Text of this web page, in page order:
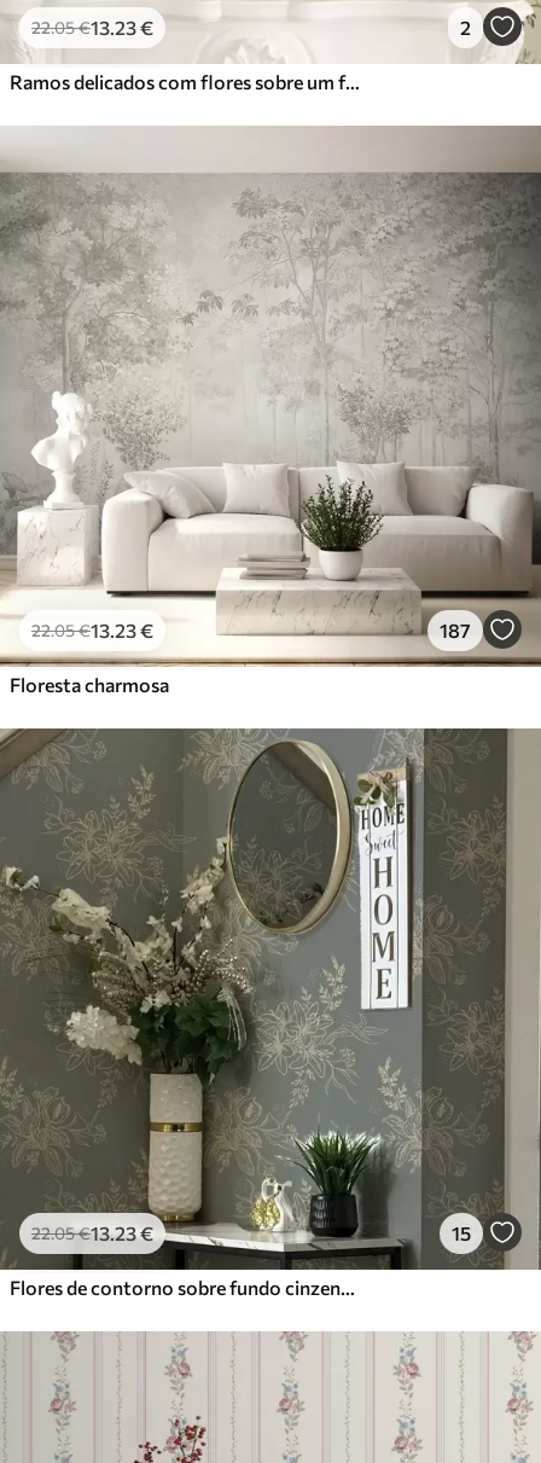
22.05€13.23€ 2
Ramos delicados com flores sobre um fundo creme quente
22.05€13.23€ 187
Floresta charmosa
22.05€13.23€ 15
Flores de contorno sobre fundo cinzento-azulado, padrão botânico elegante